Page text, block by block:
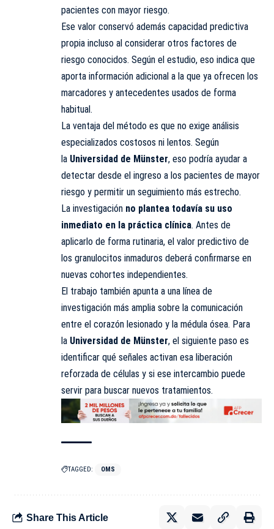
pacientes con mayor riesgo.
Ese valor conservó además capacidad predictiva
propia incluso al considerar otros factores de
riesgo conocidos. Según el estudio, eso indica que
aporta información adicional a la que ya ofrecen los
marcadores y antecedentes usados de forma
habitual.
La ventaja del método es que no exige análisis
especializados costosos ni lentos. Según
la Universidad de Münster, eso podría ayudar a
detectar desde el ingreso a los pacientes de mayor
riesgo y permitir un seguimiento más estrecho.
La investigación no plantea todavía su uso
inmediato en la práctica clínica. Antes de
aplicarlo de forma rutinaria, el valor predictivo de
los granulocitos inmaduros deberá confirmarse en
nuevas cohortes independientes.
El trabajo también apunta a una línea de
investigación más amplia sobre la comunicación
entre el corazón lesionado y la médula ósea. Para
la Universidad de Münster, el siguiente paso es
identificar qué señales activan esa liberación
reforzada de células y si ese intercambio puede
servir para buscar nuevos tratamientos.
TAGGED: OMS
Share This Article